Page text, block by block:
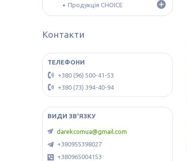
Продукція CHOICE
Контакти
+380 (96) 500-41-53
+380 (73) 394-40-94
darekcomua@gmail.com
+380955398027
+380965004153